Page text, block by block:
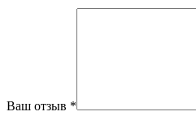
Ваш отзыв *